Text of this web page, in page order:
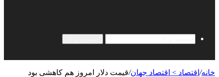
خانه/ اقتصاد > اقتصاد جهان/قیمت دلار امروز هم کاهشی بود